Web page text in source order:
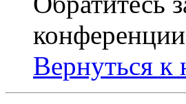
Вернуться к